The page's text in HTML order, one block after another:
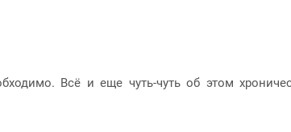
Всё и еще чуть-чуть об этом